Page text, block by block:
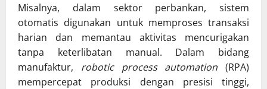
Misalnya, dalam sektor perbankan, sistem
otomatis digunakan untuk memproses transaksi
harian dan memantau aktivitas mencurigakan
tanpa keterlibatan manual. Dalam bidang
manufaktur, robotic process automation (RPA)
mempercepat produksi dengan presisi tinggi,